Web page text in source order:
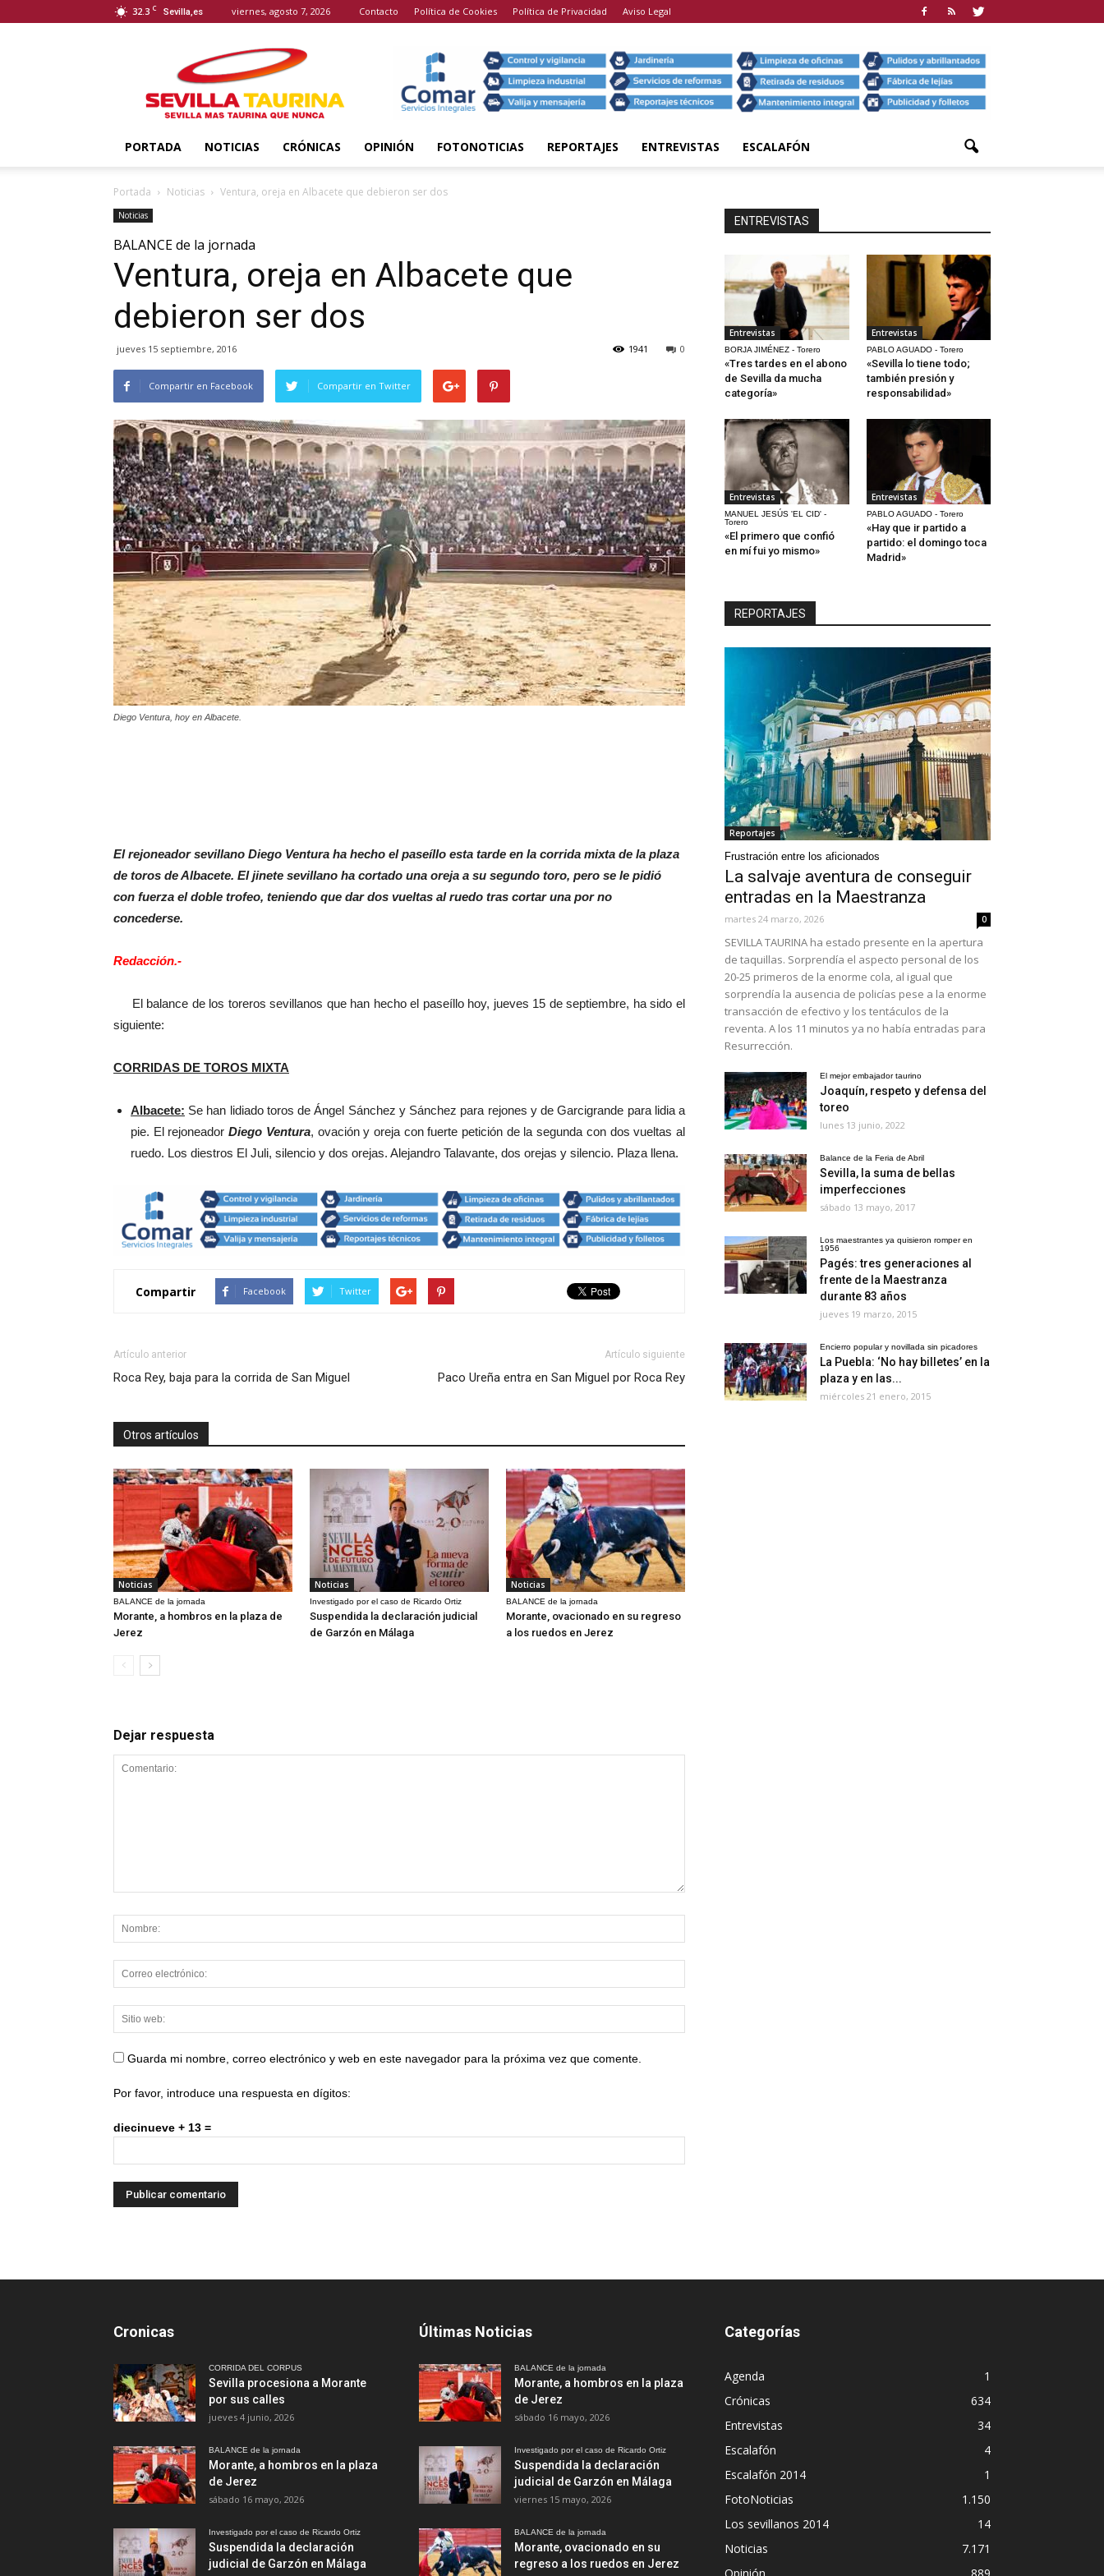
32.3 C Sevilla,es viernes, agosto 7, 2026 Contacto Política de Cookies Política de Privacidad Aviso Legal
Taurina
PORTADA NOTICIAS CRÓNICAS OPINIÓN FOTONOTICIAS REPORTAJES ENTREVISTAS ESCALAFÓN
Portada Noticias Ventura, oreja en Albacete que debieron ser dos
Noticias
BALANCE de la jornada
Ventura, oreja en Albacete que
debieron ser dos
jueves 15 septiembre, 2016 0
1941
Compartir en Facebook Compartir en Twitter
Diego Ventura, hoy en Albacete.
El rejoneador sevillano Diego Ventura ha hecho el paseíllo esta tarde en la corrida mixta de la plaza
de toros de Albacete. El jinete sevillano ha cortado una oreja a su segundo toro, pero se le pidió
con fuerza el doble trofeo, teniendo que dar dos vueltas al ruedo tras cortar una por no
concederse.
Redacción.-
El balance de los toreros sevillanos que han hecho el paseíllo hoy, jueves 15 de septiembre, ha sido el
siguiente:
CORRIDAS DE TOROS MIXTA
Albacete: Se han lidiado toros de Ángel Sánchez y Sánchez para rejones y de Garcigrande para lidia a
pie. El rejoneadorDiego Ventura, ovación y oreja con fuerte petición de la segunda con dos vueltas al
ruedo. Los diestros El Juli, silencio y dos orejas. Alejandro Talavante, dos orejas y silencio. Plaza llena.
Compartir Facebook Twitter
Artículo anterior
Roca Rey, baja para la corrida de San Miguel
Artículo siguiente
Paco Ureña entra en San Miguel por Roca Rey
Otros artículos
Noticias
BALANCE de la jornada
Morante, a hombros en la plaza de
Jerez
Noticias
Investigado por el caso de Ricardo Ortiz
Suspendida la declaración judicial
de Garzón en Málaga
Noticias
BALANCE de la jornada
Morante, ovacionado en su regreso
a los ruedos en Jerez
Dejar respuesta
Guarda mi nombre, correo electrónico y web en este navegador para la próxima vez que comente.
Por favor, introduce una respuesta en dígitos:
diecinueve + 13 =
ENTREVISTAS
Entrevistas
BORJA JIMÉNEZ - Torero
«Tres tardes en el abono
de Sevilla da mucha
categoría»
Entrevistas
PABLO AGUADO - Torero
«Sevilla lo tiene todo;
también presión y
responsabilidad»
Entrevistas
MANUEL JESÚS 'EL CID' -
Torero
«El primero que confió
en mí fui yo mismo»
Entrevistas
PABLO AGUADO - Torero
«Hay que ir partido a
partido: el domingo toca
Madrid»
REPORTAJES
Reportajes
Frustración entre los aficionados
La salvaje aventura de conseguir
entradas en la Maestranza
martes 24 marzo, 2026 0
SEVILLA TAURINA ha estado presente en la apertura
de taquillas. Sorprendía el aspecto personal de los
20-25 primeros de la enorme cola, al igual que
sorprendía la ausencia de policías pese a la enorme
transacción de efectivo y los tentáculos de la
reventa. A los 11 minutos ya no había entradas para
Resurrección.
El mejor embajador taurino
Joaquín, respeto y defensa del
toreo
lunes 13 junio, 2022
Balance de la Feria de Abril
Sevilla, la suma de bellas
imperfecciones
sábado 13 mayo, 2017
Los maestrantes ya quisieron romper en
1956
Pagés: tres generaciones al
frente de la Maestranza
durante 83 años
jueves 19 marzo, 2015
Encierro popular y novillada sin picadores
La Puebla: ‘No hay billetes’ en la
plaza y en las...
miércoles 21 enero, 2015
Cronicas
CORRIDA DEL CORPUS
Sevilla procesiona a Morante
por sus calles
jueves 4 junio, 2026
BALANCE de la jornada
Morante, a hombros en la plaza
de Jerez
sábado 16 mayo, 2026
Investigado por el caso de Ricardo Ortiz
Suspendida la declaración
judicial de Garzón en Málaga
Últimas Noticias
BALANCE de la jornada
Morante, a hombros en la plaza
de Jerez
sábado 16 mayo, 2026
Investigado por el caso de Ricardo Ortiz
Suspendida la declaración
judicial de Garzón en Málaga
viernes 15 mayo, 2026
BALANCE de la jornada
Morante, ovacionado en su
regreso a los ruedos en Jerez
Categorías
Agenda
1
Crónicas
634
Entrevistas
34
Escalafón
4
Escalafón 2014
1
FotoNoticias
1.150
Los sevillanos 2014
14
Noticias
7.171